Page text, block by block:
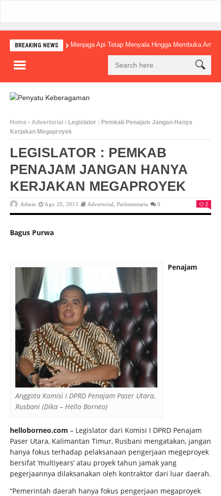
BREAKING NEWS Menjaga Api Tetap Menyala Hingga Membuka
Home Advertorial
Legislator : Pemkab Penajam Jangan Hanya
Kerjakan Megaproyek
LEGISLATOR : PEMKAB
PENAJAM JANGAN HANYA
KERJAKAN MEGAPROYEK
Admin Agu 20, 2015 Advertorial Parlementaria 0 2
Bagus Purwa
Anggota Komisi I DPRD Penajam Paser Utara,
Rusbani (Dika – Hello Borneo)
Penajam
helloborneo.com – Legislator dari Komisi I DPRD Penajam
Paser Utara, Kalimantan Timur, Rusbani mengatakan, jangan
hanya fokus terhadap pelaksanaan pengerjaan megeproyek
bersifat ‘multiyears’ atau proyek tahun jamak yang
pegerjaannya dilaksanakan oleh kontraktor dari luar daerah.
“Pemerintah daerah hanya fokus pengerjaan megaproyek